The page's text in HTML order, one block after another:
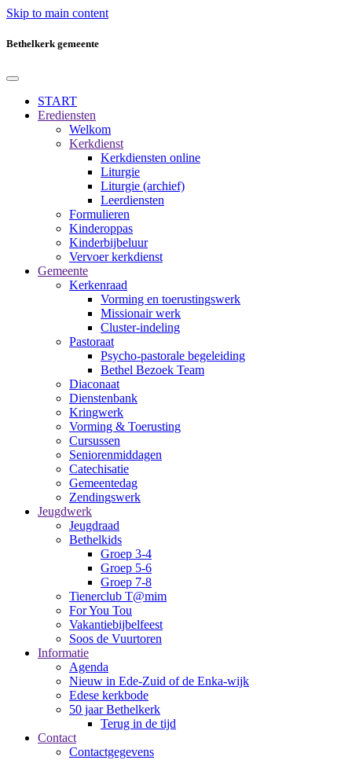
Skip to main content
Bethelkerk gemeente
START
Erediensten
Welkom
Kerkdienst
Kerkdiensten online
Liturgie
Liturgie (archief)
Leerdiensten
Formulieren
Kinderoppas
Kinderbijbeluur
Vervoer kerkdienst
Gemeente
Kerkenraad
Vorming en toerustingswerk
Missionair werk
Cluster-indeling
Pastoraat
Psycho-pastorale begeleiding
Bethel Bezoek Team
Diaconaat
Dienstenbank
Kringwerk
Vorming & Toerusting
Cursussen
Seniorenmiddagen
Catechisatie
Gemeentedag
Zendingswerk
Jeugdwerk
Jeugdraad
Bethelkids
Groep 3-4
Groep 5-6
Groep 7-8
Tienerclub T@mim
For You Tou
Vakantiebijbelfeest
Soos de Vuurtoren
Informatie
Agenda
Nieuw in Ede-Zuid of de Enka-wijk
Edese kerkbode
50 jaar Bethelkerk
Terug in de tijd
Contact
Contactgegevens